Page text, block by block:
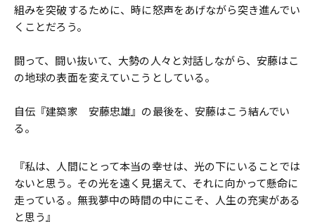
組みを突破するために、時に怒声をあげながら突き進んでい
くことだろう。
闘って、闘い抜いて、大勢の人々と対話しながら、安藤はこ
の地球の表面を変えていこうとしている。
自伝『建築家 安藤忠雄』の最後を、安藤はこう結んでい
る。
『私は、人間にとって本当の幸せは、光の下にいることでは
ないと思う。その光を遠く見据えて、それに向かって懸命に
走っている。無我夢中の時間の中にこそ、人生の充実がある
と思う』